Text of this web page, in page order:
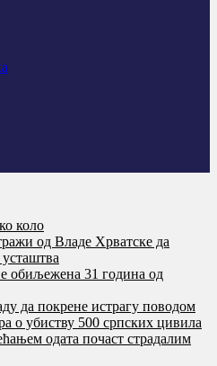
коло
од Владе Хрватске да
обиљежена 31 година од
да покрене истрагу поводом
о убиству 500 српских цивила
одата почаст страдалим